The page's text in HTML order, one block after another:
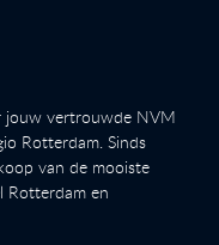
jouw vertrouwde NVM
Rotterdam. Sinds
van de mooiste
Rotterdam en